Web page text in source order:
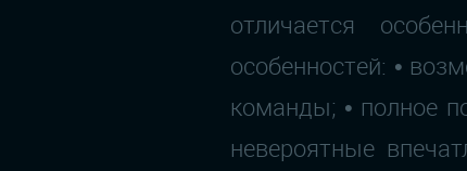
отличается
особенностей: •
команды; • полное
невероятные